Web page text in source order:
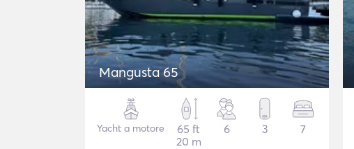
Mangusta 65
Yacht a motore
65 ft
20 m
6 3 7